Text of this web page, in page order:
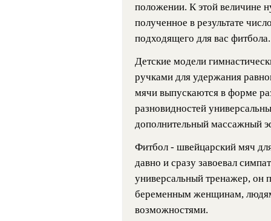
положении. К этой величине
полученное в результате
подходящего для вас фитбола.
Детские модели
ручками для удержания
мячи выпускаются в форме
разновидностей
дополнительный массажный
Фитбол - швейцарский мяч
давно и сразу завоевал
универсальный тренажер, он
беременным женщинам,
возможностями.